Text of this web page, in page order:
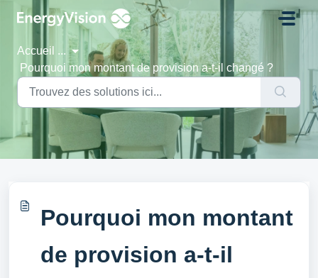
Passer au contenu principal
Accueil ...
Pourquoi mon montant de provision a-t-il changé ?
Pourquoi mon montant
de provision a-t-il